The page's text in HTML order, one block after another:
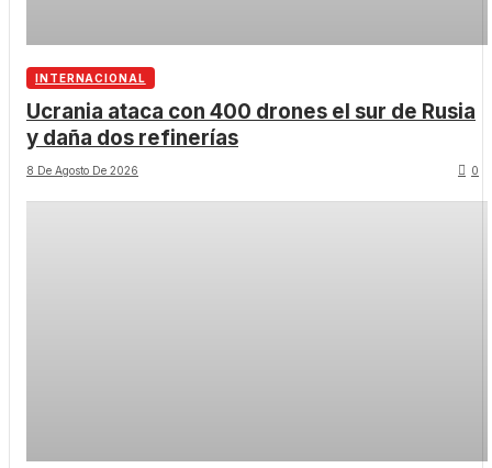
INTERNACIONAL
Ucrania ataca con 400 drones el sur de Rusia
y daña dos refinerías
8 De Agosto De 2026 0